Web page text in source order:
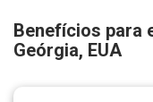
Benefícios para
Geórgia, EUA